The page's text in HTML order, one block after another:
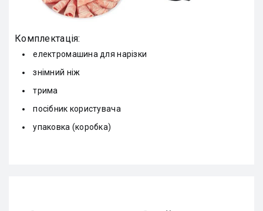
Комплектація:
електромашина для нарізки
знімний ніж
трима
посібник користувача
упаковка (коробка)